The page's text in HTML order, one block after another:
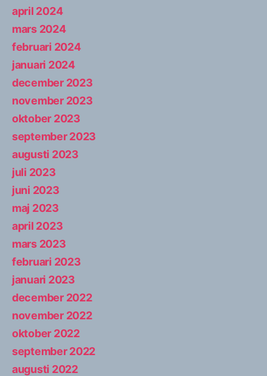
april 2024
mars 2024
februari 2024
januari 2024
december 2023
november 2023
oktober 2023
september 2023
augusti 2023
juli 2023
juni 2023
maj 2023
april 2023
mars 2023
februari 2023
januari 2023
december 2022
november 2022
oktober 2022
september 2022
augusti 2022